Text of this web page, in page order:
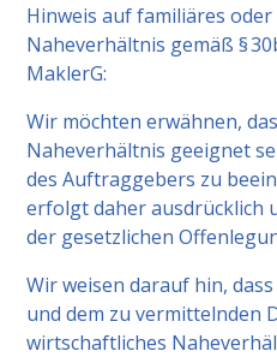
Hinweis auf familiäres
Naheverhältnis gemäß §
MaklerG:
Wir möchten erwähnen,
Naheverhältnis geeignet
des Auftraggebers zu
erfolgt daher ausdrücklich
der gesetzlichen
Wir weisen darauf hin,
und dem zu vermittelnden
wirtschaftliches